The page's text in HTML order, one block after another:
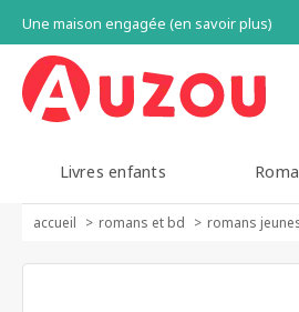
Une maison engagée (en savoir plus)
Livres enfants
accueil romans et bd romans